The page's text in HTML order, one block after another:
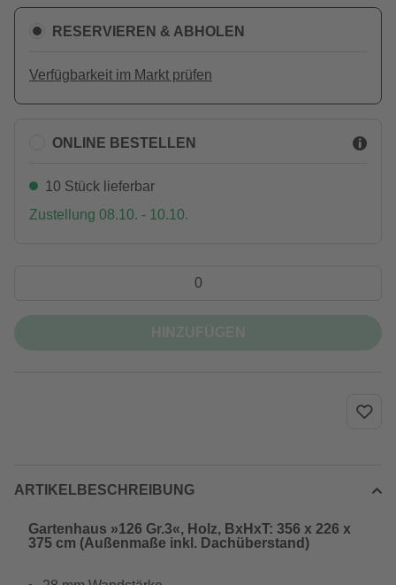
RESERVIEREN & ABHOLEN
Verfügbarkeit im Markt prüfen
ONLINE BESTELLEN
10 Stück lieferbar
Zustellung 08.10. - 10.10.
ARTIKELBESCHREIBUNG
Gartenhaus »126 Gr.3«, Holz, BxHxT: 356 x 226 x
375 cm (Außenmaße inkl. Dachüberstand)